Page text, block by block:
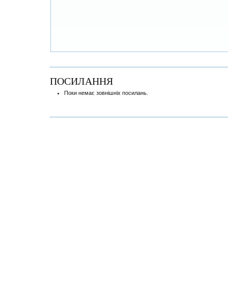
ПОСИЛАННЯ
Поки немає зовнішніх посилань.